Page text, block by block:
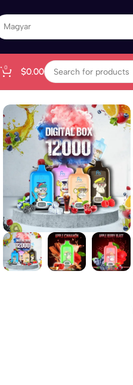
0 $0.00
All Products